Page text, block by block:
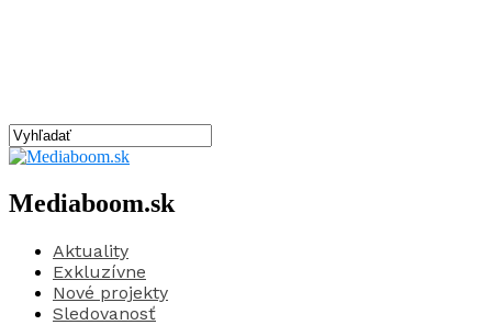
Mediaboom.sk
Aktuality
Exkluzívne
Nové projekty
Sledovanosť